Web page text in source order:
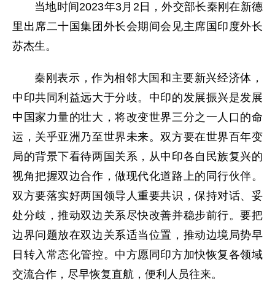
当地时间2023年3月2日，外交部长秦刚在新德
里出席二十国集团外长会期间会见主席国印度外长
苏杰生。
秦刚表示，作为相邻大国和主要新兴经济体，
中印共同利益远大于分歧。中印的发展振兴是发展
中国家力量的壮大，将改变世界三分之一人口的命
运，关乎亚洲乃至世界未来。双方要在世界百年变
局的背景下看待两国关系，从中印各自民族复兴的
视角把握双边合作，做现代化道路上的同行伙伴。
双方要落实好两国领导人重要共识，保持对话、妥
处分歧，推动双边关系尽快改善并稳步前行。要把
边界问题放在双边关系适当位置，推动边境局势早
日转入常态化管控。中方愿同印方加快恢复各领域
交流合作，尽早恢复直航，便利人员往来。